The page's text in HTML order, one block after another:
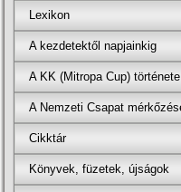
Lexikon
A kezdetektől napjainkig
A KK (Mitropa Cup) története
A Nemzeti Csapat
Cikktár
Könyvek, füzetek, újságok